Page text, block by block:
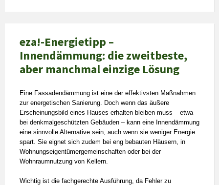
eza!-Energietipp –
Innendämmung: die zweitbeste,
aber manchmal einzige Lösung
Eine Fassadendämmung ist eine der effektivsten Maßnahmen
zur energetischen Sanierung. Doch wenn das äußere
Erscheinungsbild eines Hauses erhalten bleiben muss – etwa
bei denkmalgeschützten Gebäuden – kann eine Innendämmung
eine sinnvolle Alternative sein, auch wenn sie weniger Energie
spart. Sie eignet sich zudem bei eng bebauten Häusern, in
Wohnungseigentümergemeinschaften oder bei der
Wohnraumnutzung von Kellern.
Wichtig ist die fachgerechte Ausführung, da Fehler zu